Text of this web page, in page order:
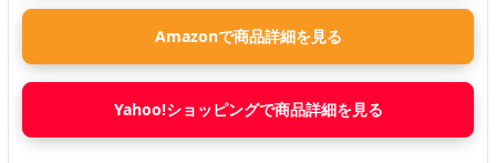
Amazonで商品詳細を見る
Yahoo!ショッピングで商品詳細を見る